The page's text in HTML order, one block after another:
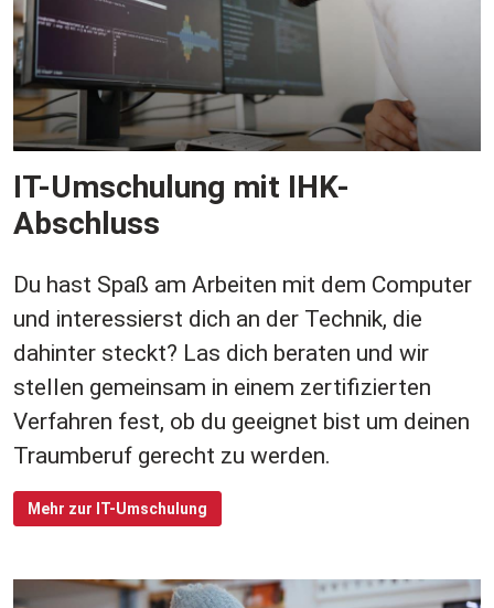
IT-Umschulung mit IHK-
Abschluss
Du hast Spaß am Arbeiten mit dem Computer
und interessierst dich an der Technik, die
dahinter steckt? Las dich beraten und wir
stellen gemeinsam in einem zertifizierten
Verfahren fest, ob du geeignet bist um deinen
Traumberuf gerecht zu werden.
Mehr zur IT-Umschulung